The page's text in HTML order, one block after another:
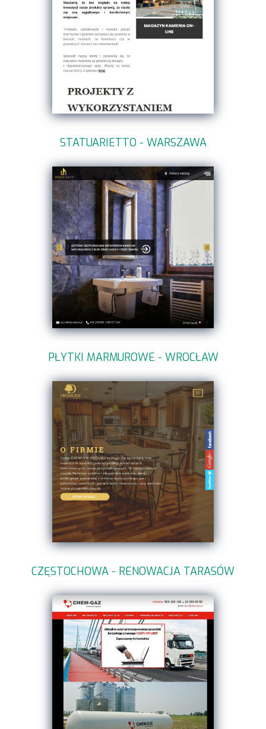
STATUARIETTO - WARSZAWA
PŁYTKI MARMUROWE - WROCŁAW
CZĘSTOCHOWA - RENOWACJA TARASÓW